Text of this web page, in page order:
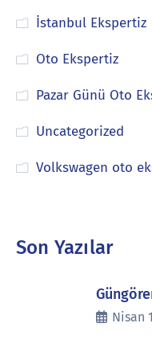
İstanbul Ekspertiz
Oto Ekspertiz
Pazar Günü Oto
Uncategorized
Volkswagen oto
Son Yazılar
Nisan